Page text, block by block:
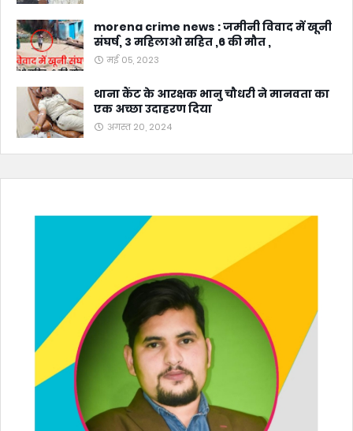
morena crime news : जमीनी विवाद में खूनी
संघर्ष, 3 महिलाओ सहित ,6 की मौत ,
मई 05, 2023
थाना कैंट के आरक्षक भानु चौधरी ने मानवता का
एक अच्छा उदाहरण दिया
अगस्त 20, 2024